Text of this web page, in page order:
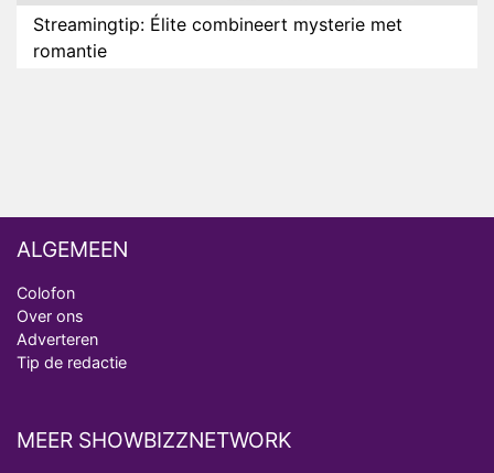
Streamingtip: Élite combineert mysterie met
romantie
RTL voegt negende B&B-eigenaar toe aan nieuw
seizoen B&B Vol Liefde
het EK Atletiek uit
Relatie Anouk en Diederik strandt na exit uit De
Bondgenoten
ongemakkelijke momenten
ALGEMEEN
Colofon
Over ons
Adverteren
Tip de redactie
MEER SHOWBIZZNETWORK